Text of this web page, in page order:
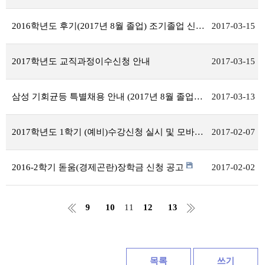
2016학년도 후기(2017년 8월 졸업) 조기졸업 신청 접수 안내 2017-03-15
2017학년도 교직과정이수신청 안내 2017-03-15
삼성 기회균등 특별채용 안내 (2017년 8월 졸업자) 2017-03-13
2017학년도 1학기 (예비)수강신청 실시 및 모바일수강신청 안내 2017-02-07
2016-2학기 돋움(경제곤란)장학금 신청 공고 2017-02-02
9 10 11 12 13
목록 쓰기